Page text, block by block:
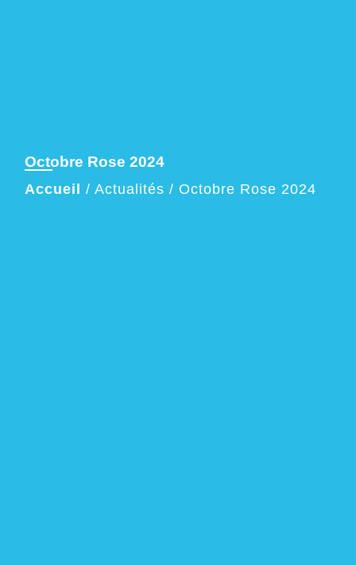
Octobre Rose 2024
Accueil / Actualités / Octobre Rose 2024